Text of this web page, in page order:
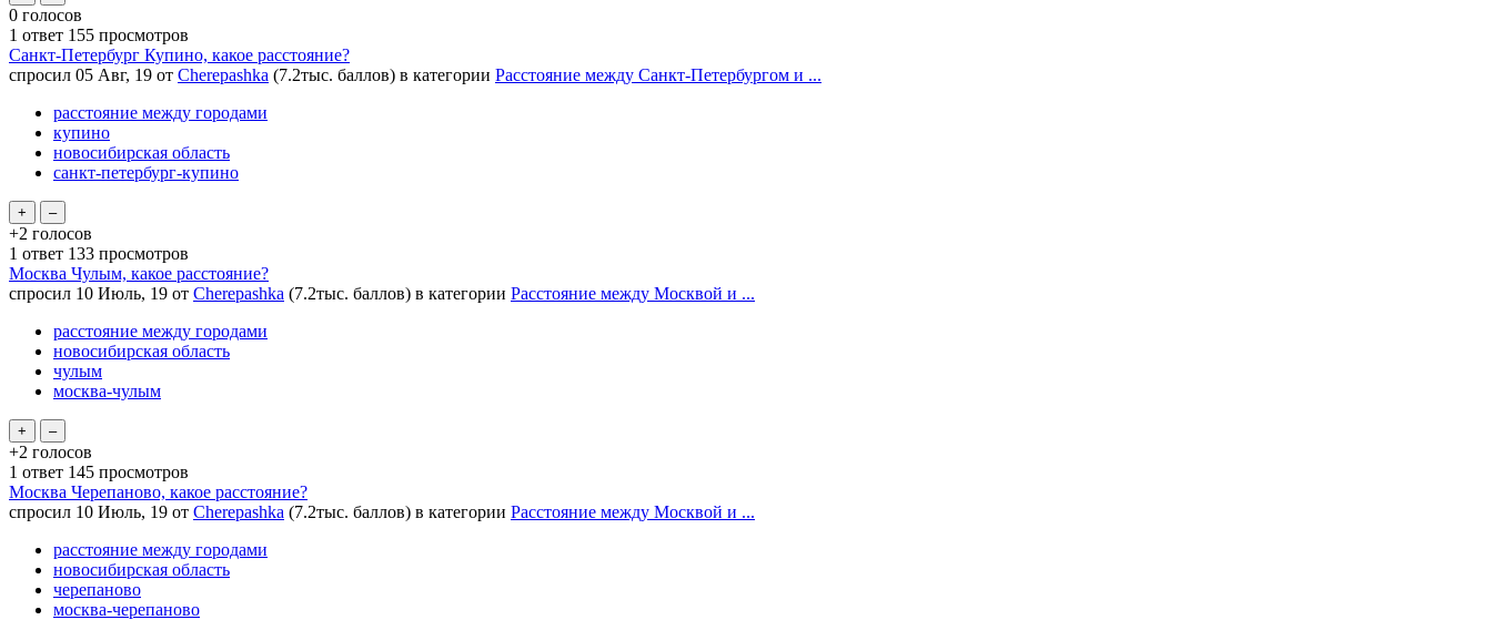
0 голосов
1 ответ 155 просмотров
Санкт-Петербург Купино, какое расстояние?
спросил 05 Авг, 19 от Cherepashka (7.2тыс. баллов) в категории Расстояние между Санкт-Петербургом и ...
расстояние между городами
купино
новосибирская область
санкт-петербург-купино
+2 голосов
1 ответ 133 просмотров
Москва Чулым, какое расстояние?
спросил 10 Июль, 19 от Cherepashka (7.2тыс. баллов) в категории Расстояние между Москвой и ...
расстояние между городами
новосибирская область
чулым
москва-чулым
+2 голосов
1 ответ 145 просмотров
Москва Черепаново, какое расстояние?
спросил 10 Июль, 19 от Cherepashka (7.2тыс. баллов) в категории Расстояние между Москвой и ...
расстояние между городами
новосибирская область
черепаново
москва-черепаново